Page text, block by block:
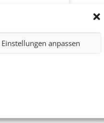
Einstellungen anpassen